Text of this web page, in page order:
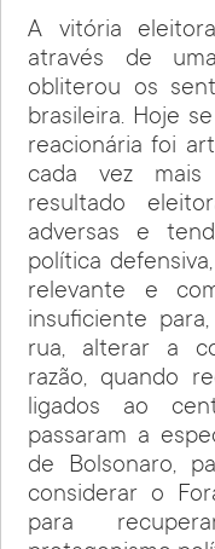
A vitória
através de
obliterou os
brasileira. Hoje
reacionária foi
cada vez mais
resultado
adversas e
política
relevante e
insuficiente
rua, alterar a
razão, quando
ligados ao
passaram a
de Bolsonaro,
considerar o
para